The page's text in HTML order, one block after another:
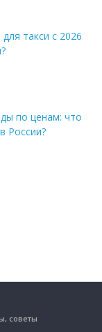
такси с 2026
по ценам: что
России?
советы